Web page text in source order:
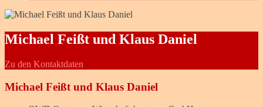
Michael Feißt und Klaus Daniel
Zu den Kontaktdaten
Michael Feißt und Klaus Daniel